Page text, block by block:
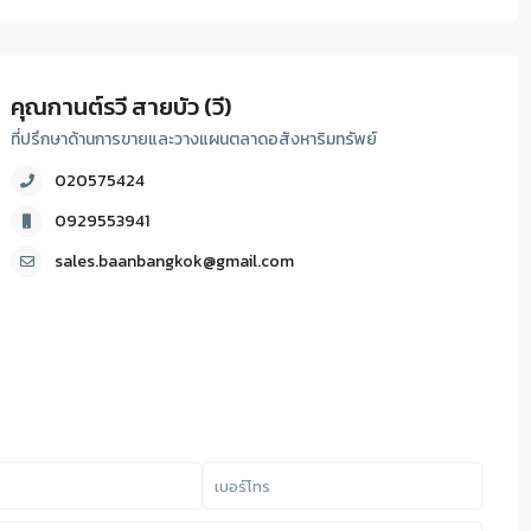
คุณกานต์รวี สายบัว (วี)
ที่ปรึกษาด้านการขายและวางแผนตลาดอสังหาริมทรัพย์
020575424
0929553941
sales.baanbangkok@gmail.com